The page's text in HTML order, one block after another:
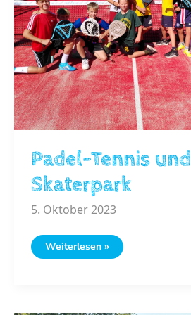
Padel-Tennis und
Skaterpark
5. Oktober 2023
Padel-
Tennis
Weiterlesen »